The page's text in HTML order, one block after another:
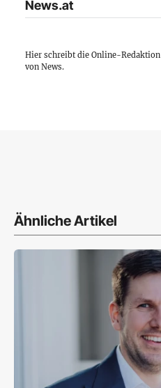
News.at
Hier schreibt die Online-Redaktion
von News.
Ähnliche Artikel